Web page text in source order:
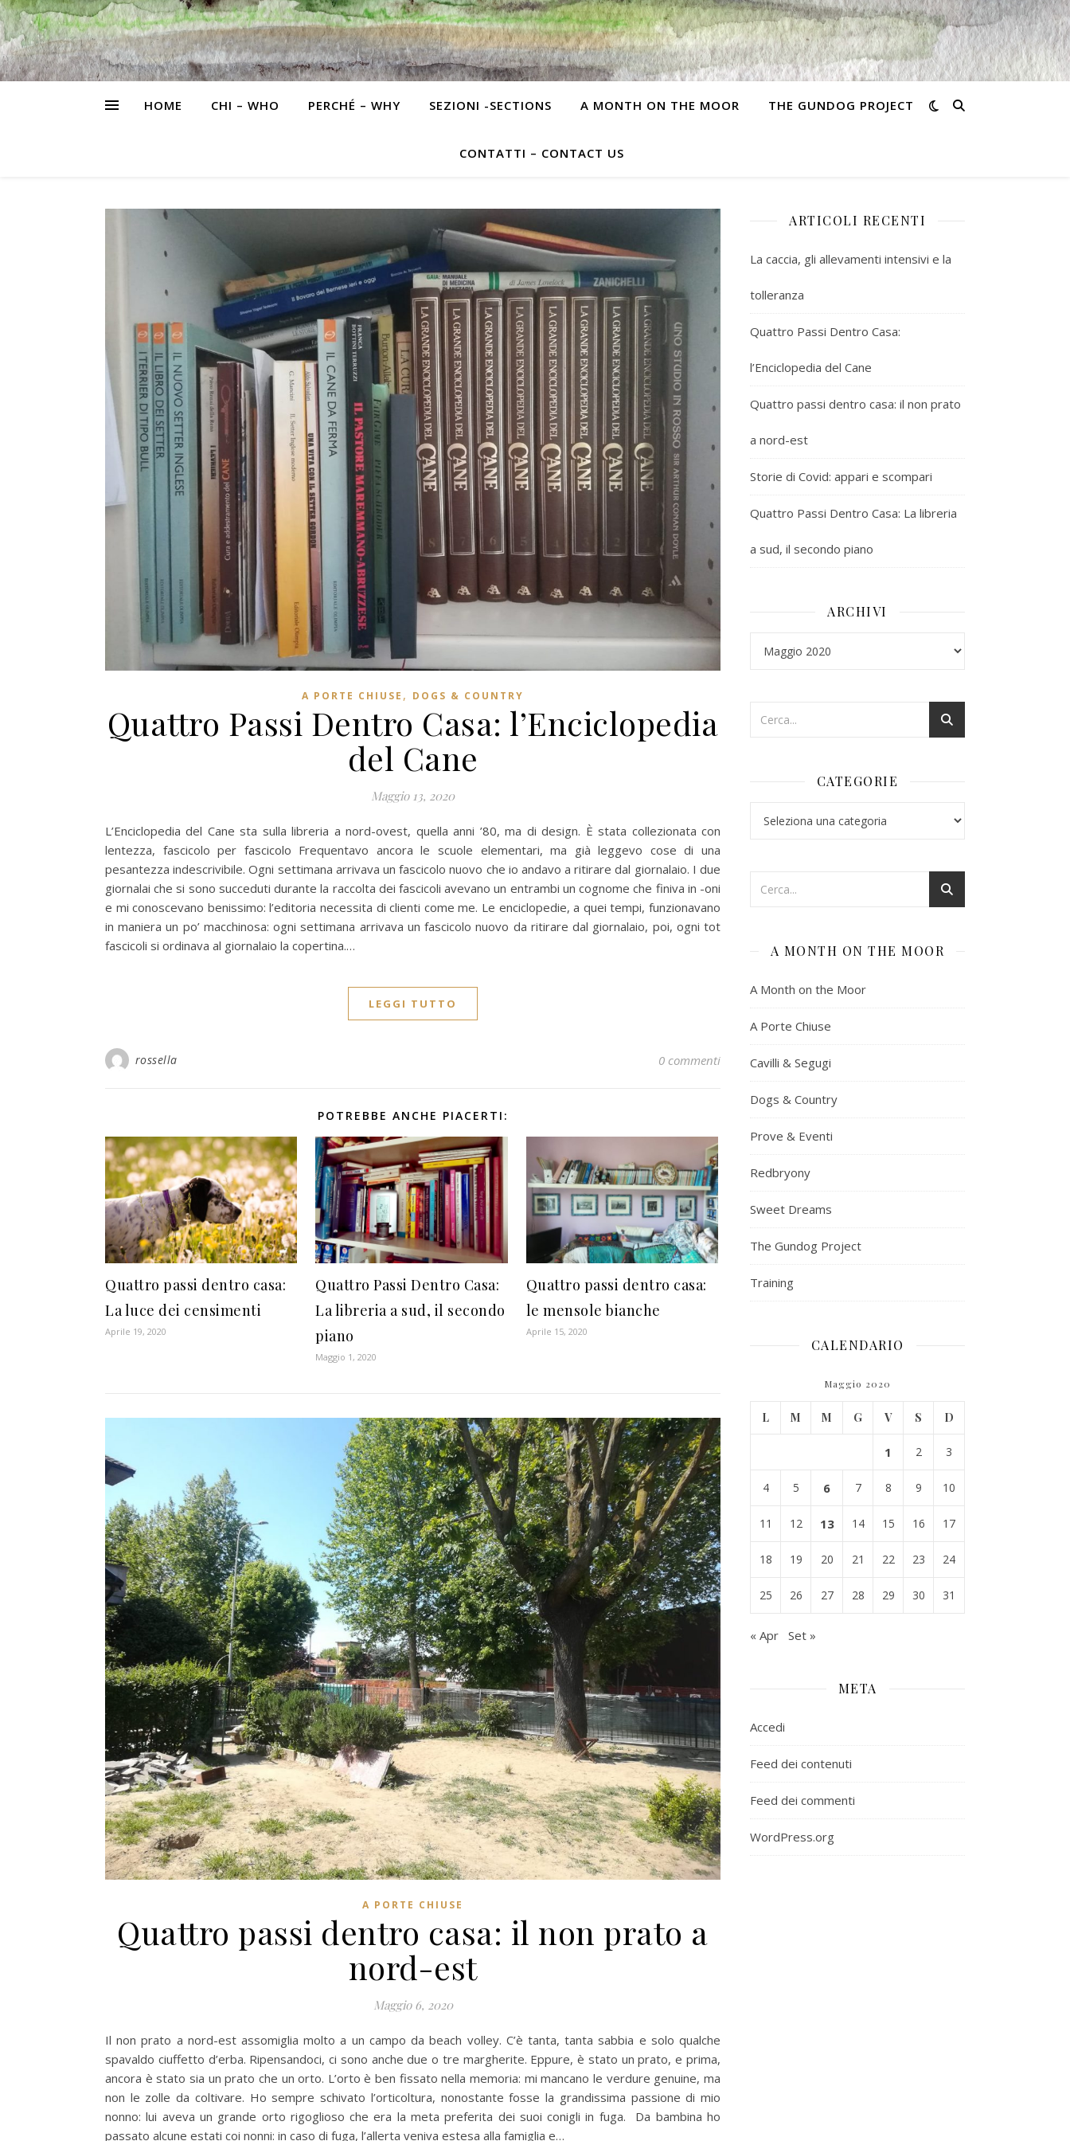
HOME CHI – WHO PERCHÉ – WHY SEZIONI -SECTIONS A MONTH ON THE MOOR THE GUNDOG PROJECT
CONTATTI – CONTACT US
A PORTE CHIUSE , DOGS & COUNTRY
Quattro Passi Dentro Casa: l’Enciclopedia
del Cane
Maggio 13, 2020
L’Enciclopedia del Cane sta sulla libreria a nord-ovest, quella anni ’80, ma di design. È stata collezionata con
lentezza, fascicolo per fascicolo Frequentavo ancora le scuole elementari, ma già leggevo cose di una
pesantezza indescrivibile. Ogni settimana arrivava un fascicolo nuovo che io andavo a ritirare dal giornalaio. I due
giornalai che si sono succeduti durante la raccolta dei fascicoli avevano un entrambi un cognome che finiva in -oni
e mi conoscevano benissimo: l’editoria necessita di clienti come me. Le enciclopedie, a quei tempi, funzionavano
in maniera un po’ macchinosa: ogni settimana arrivava un fascicolo nuovo da ritirare dal giornalaio, poi, ogni tot
fascicoli si ordinava al giornalaio la copertina.…
LEGGI TUTTO
rossella 0 commenti
POTREBBE ANCHE PIACERTI:
Quattro passi dentro casa:
La luce dei censimenti
Aprile 19, 2020
Quattro Passi Dentro Casa:
La libreria a sud, il secondo
piano
Maggio 1, 2020
Quattro passi dentro casa:
le mensole bianche
Aprile 15, 2020
A PORTE CHIUSE
Quattro passi dentro casa: il non prato a
nord-est
Maggio 6, 2020
Il non prato a nord-est assomiglia molto a un campo da beach volley. C’è tanta, tanta sabbia e solo qualche
spavaldo ciuffetto d’erba. Ripensandoci, ci sono anche due o tre margherite. Eppure, è stato un prato, e prima,
ancora è stato sia un prato che un orto. L’orto è ben fissato nella memoria: mi mancano le verdure genuine, ma
non le zolle da coltivare. Ho sempre schivato l’orticoltura, nonostante fosse la grandissima passione di mio
nonno: lui aveva un grande orto rigoglioso che era la meta preferita dei suoi conigli in fuga. Da bambina ho
passato alcune estati coi nonni: in caso di fuga, l’allerta veniva estesa alla famiglia e…
ARTICOLI RECENTI
La caccia, gli allevamenti intensivi e la
tolleranza
Quattro Passi Dentro Casa:
l’Enciclopedia del Cane
Quattro passi dentro casa: il non prato
a nord-est
Storie di Covid: appari e scompari
Quattro Passi Dentro Casa: La libreria
a sud, il secondo piano
ARCHIVI
CATEGORIE
A MONTH ON THE MOOR
A Month on the Moor
A Porte Chiuse
Cavilli & Segugi
Dogs & Country
Prove & Eventi
Redbryony
Sweet Dreams
The Gundog Project
Training
CALENDARIO
Maggio 2020
L M M G V S D
1 2 3
4 5 6 7 8 9 10
11 12 13 14 15 16 17
18 19 20 21 22 23 24
25 26 27 28 29 30 31
« Apr Set »
META
Accedi
Feed dei contenuti
Feed dei commenti
WordPress.org